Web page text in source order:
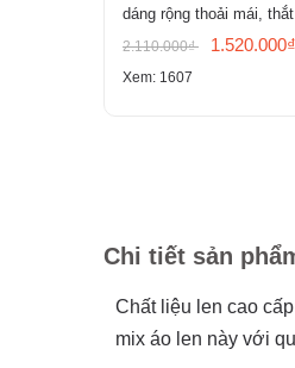
dáng rộng thoải mái,
sau
2.110.000₫ 1.520.000₫
Xem: 1607
Chi tiết sản
Chất liệu len cao
mix áo len này với